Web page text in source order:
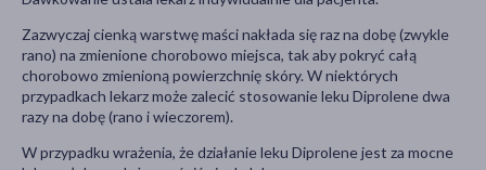
Zazwyczaj cienką warstwę maści nakłada się raz na dobę (zwykle
rano) na zmienione chorobowo miejsca, tak aby pokryć całą
chorobowo zmienioną powierzchnię skóry. W niektórych
przypadkach lekarz może zalecić stosowanie leku Diprolene dwa
razy na dobę (rano i wieczorem).
W przypadku wrażenia, że działanie leku Diprolene jest za mocne